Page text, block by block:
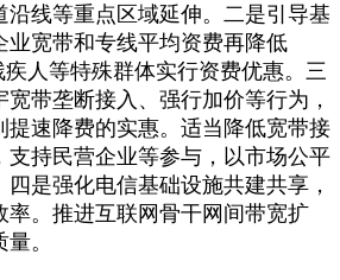
沿线等重点区域延伸。二是引导基
业宽带和专线平均资费再降低
疾人等特殊群体实行资费优惠。三
带垄断接入、强行加价等行为，
提速降费的实惠。适当降低宽带接
支持民营企业等参与，以市场公平
是强化电信基础设施共建共享，
率。推进互联网骨干网间带宽扩
。